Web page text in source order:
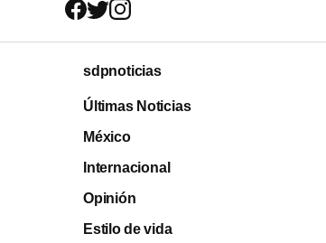
sdpnoticias
Últimas Noticias
México
Internacional
Opinión
Estilo de vida